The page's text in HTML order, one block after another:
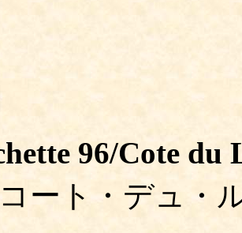
96/Cote
ート・デュ・